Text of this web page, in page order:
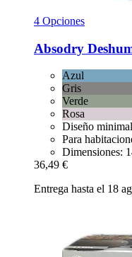
4 Opciones
Absodry
Azul
Gris
Verde
Rosa
Diseño
Para
Dimensiones:
36,49 €
Entrega hasta el 18